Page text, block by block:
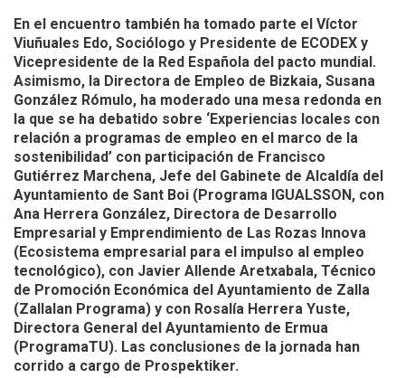
En el encuentro también ha tomado parte el Víctor
Viuñuales Edo, Sociólogo y Presidente de ECODEX y
Vicepresidente de la Red Española del pacto mundial.
Asimismo, la Directora de Empleo de Bizkaia, Susana
González Rómulo, ha moderado una mesa redonda en
la que se ha debatido sobre ‘Experiencias locales con
relación a programas de empleo en el marco de la
sostenibilidad’ con participación de Francisco
Gutiérrez Marchena, Jefe del Gabinete de Alcaldía del
Ayuntamiento de Sant Boi (Programa IGUALSSON, con
Ana Herrera González, Directora de Desarrollo
Empresarial y Emprendimiento de Las Rozas Innova
(Ecosistema empresarial para el impulso al empleo
tecnológico), con Javier Allende Aretxabala, Técnico
de Promoción Económica del Ayuntamiento de Zalla
(Zallalan Programa) y con Rosalía Herrera Yuste,
Directora General del Ayuntamiento de Ermua
(ProgramaTU). Las conclusiones de la jornada han
corrido a cargo de Prospektiker.